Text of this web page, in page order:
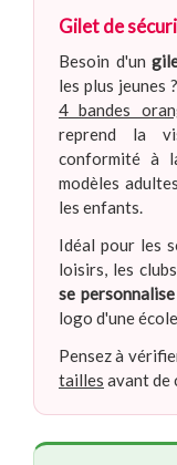
Gilet de
Besoin d'un
les plus jeunes
4 bandes
reprend la
conformité à
modèles
les enfants.
Idéal pour les
loisirs, les
se
logo d'une
Pensez à
tailles avant de